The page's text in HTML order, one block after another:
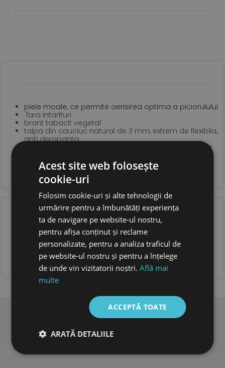
piele moale, ce permite aerisirea optima a piciorulului
fara intarituri
brant tabacit vegetal
talpa din cauciuc natural de 3 mm, extrem de flexibila,
anti derapanta
sistem de inchidere tip velcro pentru o fixare optima
forma anatomica pentru copii, cu spatiu suficient
pentru degetele.
foarte usori
OPINIA CLIENTILOR
ADAUGA OPINIA TA
CHILDREN
ACCESORIES
Acest site web folosește
cookie-uri
Folosim cookie-uri și alte tehnologii de
urmărire pentru a îmbunătăți experiența
ta de navigare pe website-ul nostru,
pentru afișa conținut și reclame
personalizate, pentru a analiza traficul de
pe website-ul nostru și pentru a înțelege
de unde vin vizitatorii noștri.Află mai
multe
ACCEPTĂ TOATE
ARATĂ DETALIILE